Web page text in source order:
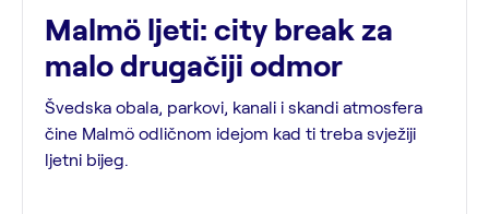
Malmö ljeti: city break za
malo drugačiji odmor
Švedska obala, parkovi, kanali i skandi atmosfera
čine Malmö odličnom idejom kad ti treba svježiji
ljetni bijeg.